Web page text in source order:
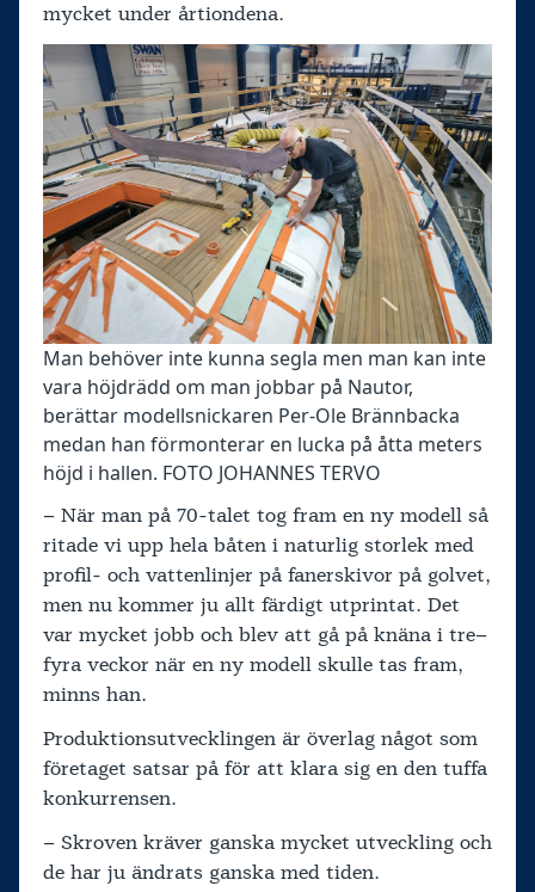
mycket under årtiondena.
Man behöver inte kunna segla men man kan inte
vara höjdrädd om man jobbar på Nautor,
berättar modellsnickaren Per-Ole Brännbacka
medan han förmonterar en lucka på åtta meters
höjd i hallen. FOTO JOHANNES TERVO
– När man på 70-talet tog fram en ny modell så
ritade vi upp hela båten i naturlig storlek med
profil- och vattenlinjer på fanerskivor på golvet,
men nu kommer ju allt färdigt utprintat. Det
var mycket jobb och blev att gå på knäna i tre–
fyra veckor när en ny modell skulle tas fram,
minns han.
Produktionsutvecklingen är överlag något som
företaget satsar på för att klara sig en den tuffa
konkurrensen.
– Skroven kräver ganska mycket utveckling och
de har ju ändrats ganska med tiden.